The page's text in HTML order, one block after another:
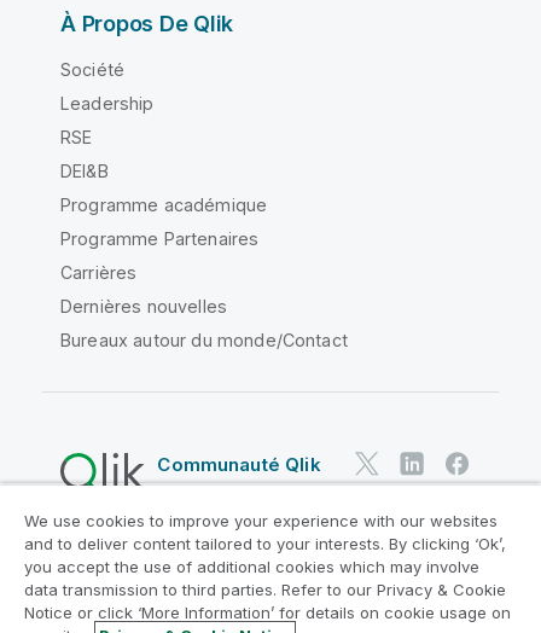
À Propos De Qlik
Société
Leadership
RSE
DEI&B
Programme académique
Programme Partenaires
Carrières
Dernières nouvelles
Bureaux autour du monde/Contact
Communauté Qlik
Contrats juridiques
Conditions d'utilisation des produits
Legal Policies
Conditions légales
Conditions d'utilisation
Marques
We use cookies to improve your experience with our websites
and to deliver content tailored to your interests. By clicking ‘Ok’,
you accept the use of additional cookies which may involve
data transmission to third parties. Refer to our Privacy & Cookie
Notice or click ‘More Information’ for details on cookie usage on